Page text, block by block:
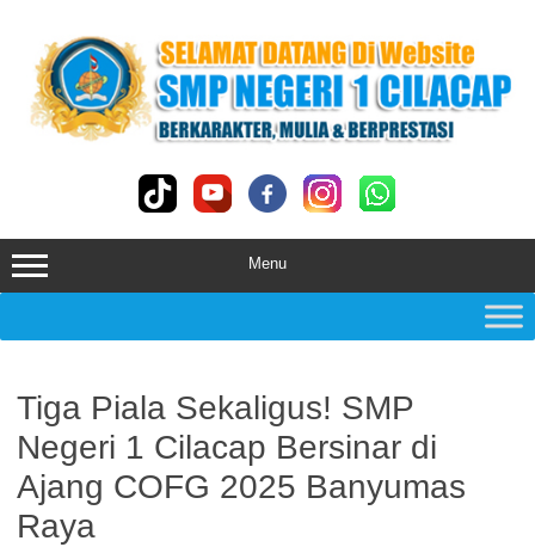
content
Menu
Tiga Piala Sekaligus! SMP
Negeri 1 Cilacap Bersinar di
Ajang COFG 2025 Banyumas
Raya